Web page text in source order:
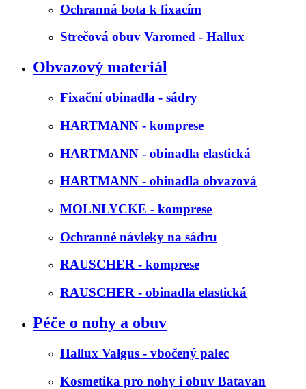
Ochranná bota k fixacím
Strečová obuv Varomed - Hallux
Obvazový materiál
Fixační obinadla - sádry
HARTMANN - komprese
HARTMANN - obinadla elastická
HARTMANN - obinadla obvazová
MOLNLYCKE - komprese
Ochranné návleky na sádru
RAUSCHER - komprese
RAUSCHER - obinadla elastická
Péče o nohy a obuv
Hallux Valgus - vbočený palec
Kosmetika pro nohy i obuv Batavan